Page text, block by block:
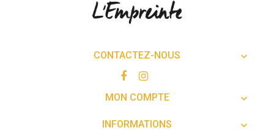
CONTACTEZ-NOUS 
MON COMPTE 
INFORMATIONS 